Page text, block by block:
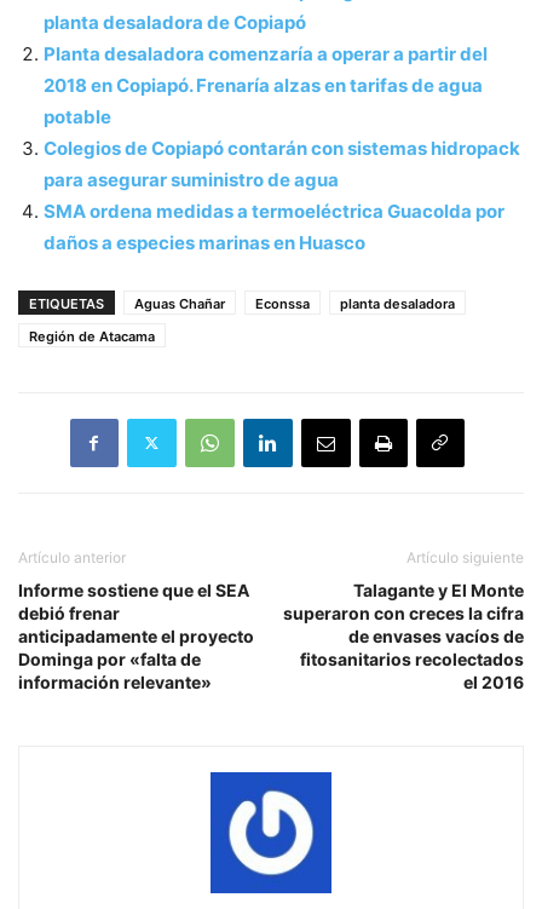
planta desaladora de Copiapó
Planta desaladora comenzaría a operar a partir del
2018 en Copiapó. Frenaría alzas en tarifas de agua
potable
Colegios de Copiapó contarán con sistemas hidropack
para asegurar suministro de agua
SMA ordena medidas a termoeléctrica Guacolda por
daños a especies marinas en Huasco
ETIQUETAS Aguas Chañar Econssa
planta desaladora
Región de Atacama
Artículo anterior
Informe sostiene que el SEA
debió frenar
anticipadamente el proyecto
Dominga por «falta de
información relevante»
Artículo siguiente
Talagante y El Monte
superaron con creces la cifra
de envases vacíos de
fitosanitarios recolectados
el 2016